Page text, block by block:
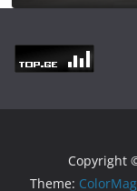
Copyright
Theme: ColorMag